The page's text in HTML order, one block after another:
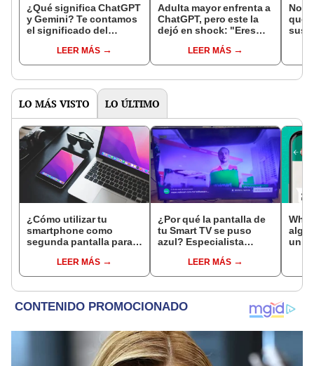
¿Qué significa ChatGPT
y Gemini? Te contamos
el significado del
popularesLEER MÁS
Adulta mayor enfrenta a
ChatGPT, pero este la
dejó en shock: "Eres
LEER MÁS
que
sus
LO MÁS VISTO LO ÚLTIMO
¿Cómo utilizar tu
smartphone como
segunda pantalla para
LEER MÁS
¿Por qué la pantalla de
tu Smart TV se puso
azul? Especialista
cómo evitarlo
LEER MÁS
un